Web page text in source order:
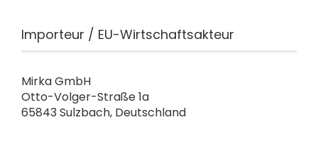
Importeur / EU-Wirtschaftsakteur
Mirka GmbH
Otto-Volger-Straße 1a
65843 Sulzbach, Deutschland